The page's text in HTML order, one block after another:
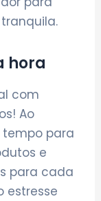
hora
com
Ao
para
e
para cada
estresse